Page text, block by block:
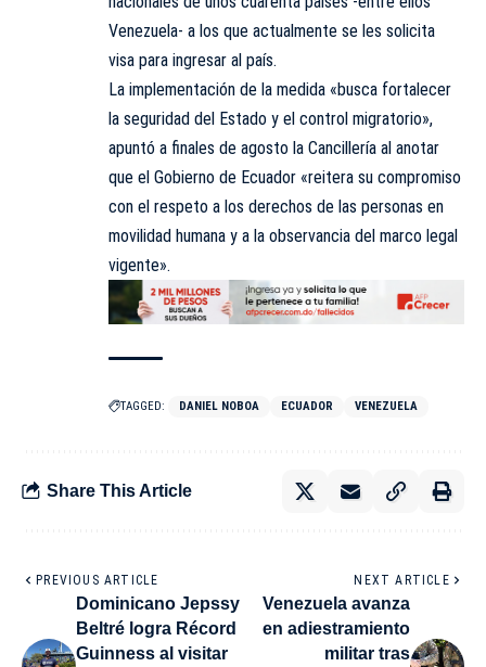
Venezuela- a los que actualmente se les solicita
visa para ingresar al país.
La implementación de la medida «busca fortalecer
la seguridad del Estado y el control migratorio»,
apuntó a finales de agosto la Cancillería al anotar
que el Gobierno de Ecuador «reitera su compromiso
con el respeto a los derechos de las personas en
movilidad humana y a la observancia del marco legal
vigente».
TAGGED: DANIEL NOBOA ECUADOR VENEZUELA
Share This Article
PREVIOUS ARTICLE
Dominicano Jepssy
Beltré logra Récord
Guinness al visitar
NEXT ARTICLE
Venezuela avanza
en adiestramiento
militar tras